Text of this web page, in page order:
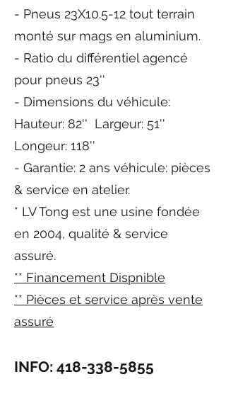
- Pneus 23X10.5-12 tout terrain
monté sur mags en aluminium.
- Ratio du différentiel agencé
pour pneus 23''
- Dimensions du véhicule:
Hauteur: 82'' Largeur: 51''
Longeur: 118''
- Garantie: 2 ans véhicule: pièces
& service en atelier.
* LV Tong est une usine fondée
en 2004, qualité & service
assuré.
** Financement Dispnible
** Pièces et service après vente
assuré
INFO: 418-338-5855